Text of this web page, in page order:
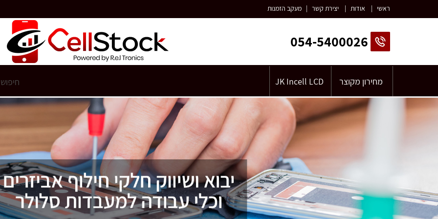
ראשי | אודות | יצירת קשר | מעקב הזמנות
054-5400026
מחירון מקוצר JK Incell LCD